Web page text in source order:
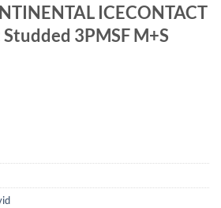
ICECONTACT
3PMSF M+S